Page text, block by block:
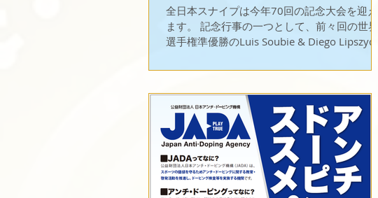
全日本スナイプは今年70回の記念大会を迎え
ます。 記念行事の一つとして、前々回の世界
選手権準優勝のLuis Soubie & Diego Lipszyc選
びとなりました。 つきましては、大会直前の